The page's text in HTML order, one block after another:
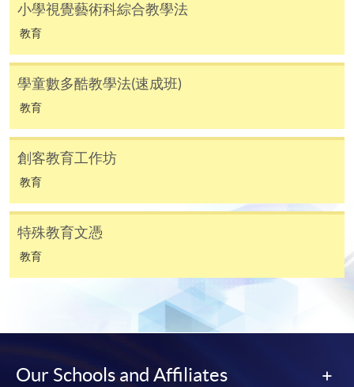
報讀同一學歷頒授課程內其他單元
​學院為學歷頒授課程特設「註冊及學費通知」，適
課程負責人會為學員送上「註冊及學費通知」
(「通知」)，請填妥有關「通知」，並親往報名中
何疑問，請詳閱個別課程資料，或聯絡有關課程負責
人或報名中心。
課程/科目報名注意事項:
選用網上報名服務必須在已接駁互聯網及支援
Google Chrome瀏覽器。
小學視覺藝術科綜合教學法
教育
學童數多酷教學法(速成班)
教育
創客教育工作坊
教育
特殊教育文憑
教育
Our Schools and Affiliates